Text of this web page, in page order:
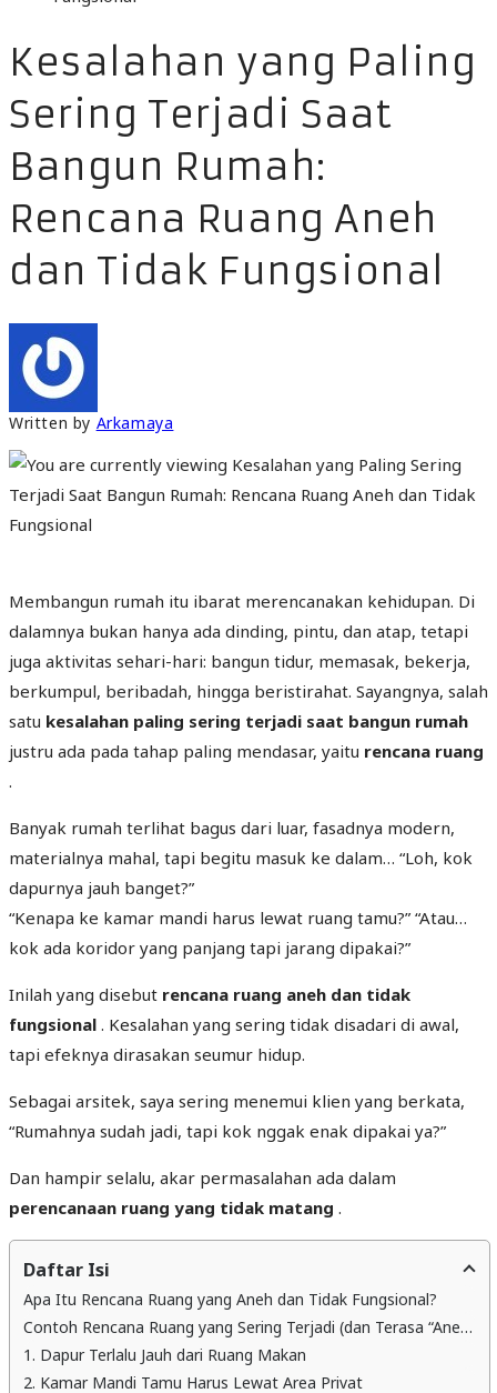
Kesalahan yang Paling
Sering Terjadi Saat
Bangun Rumah:
Rencana Ruang Aneh
dan Tidak Fungsional
Written by Arkamaya
Membangun rumah itu ibarat merencanakan kehidupan. Di
dalamnya bukan hanya ada dinding, pintu, dan atap, tetapi
juga aktivitas sehari-hari: bangun tidur, memasak, bekerja,
berkumpul, beribadah, hingga beristirahat. Sayangnya, salah
satu kesalahan paling sering terjadi saat bangun rumah
justru ada pada tahap paling mendasar, yaitu rencana ruang
.
Banyak rumah terlihat bagus dari luar, fasadnya modern,
materialnya mahal, tapi begitu masuk ke dalam… “Loh, kok
dapurnya jauh banget?”
“Kenapa ke kamar mandi harus lewat ruang tamu?” “Atau…
kok ada koridor yang panjang tapi jarang dipakai?”
Inilah yang disebut rencana ruang aneh dan tidak
fungsional . Kesalahan yang sering tidak disadari di awal,
tapi efeknya dirasakan seumur hidup.
Sebagai arsitek, saya sering menemui klien yang berkata,
“Rumahnya sudah jadi, tapi kok nggak enak dipakai ya?”
Dan hampir selalu, akar permasalahan ada dalam
perencanaan ruang yang tidak matang .
Daftar Isi
Apa Itu Rencana Ruang yang Aneh dan Tidak Fungsional?
Contoh Rencana Ruang yang Sering Terjadi (dan Terasa “Aneh”)
1. Dapur Terlalu Jauh dari Ruang Makan
2. Kamar Mandi Tamu Harus Lewat Area Privat